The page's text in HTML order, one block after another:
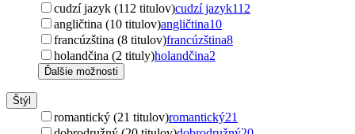
cudzí jazyk (112 titulov)cudzí jazyk112
angličtina (10 titulov)angličtina10
francúzština (8 titulov)francúzština8
holandčina (2 tituly)holandčina2
Ďalšie možnosti
Štýl
romantický (21 titulov)romantický21